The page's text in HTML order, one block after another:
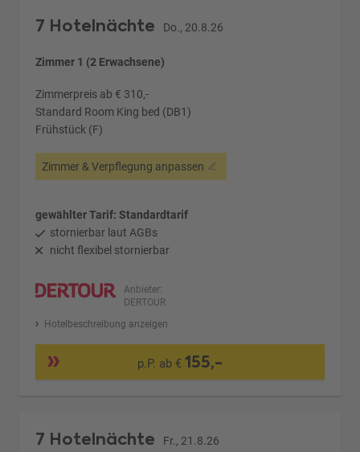
7 Hotelnächte Do., 20.8.26
Zimmer 1 (2 Erwachsene)
Zimmerpreis ab € 310,-
Standard Room King bed (DB1)
Frühstück (F)
Zimmer & Verpflegung anpassen
gewählter Tarif: Standardtarif
stornierbar laut AGBs
nicht flexibel stornierbar
Anbieter:
DERTOUR
Hotelbeschreibung anzeigen
p.P. ab € 155,-
7 Hotelnächte Fr., 21.8.26